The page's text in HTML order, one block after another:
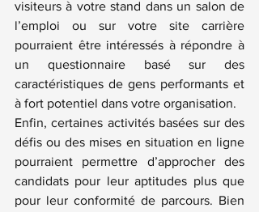
visiteurs à votre stand dans un salon de
l’emploi ou sur votre site carrière
pourraient être intéressés à répondre à
un questionnaire basé sur des
caractéristiques de gens performants et
à fort potentiel dans votre organisation.
Enfin, certaines activités basées sur des
défis ou des mises en situation en ligne
pourraient permettre d’approcher des
candidats pour leur aptitudes plus que
pour leur conformité de parcours. Bien